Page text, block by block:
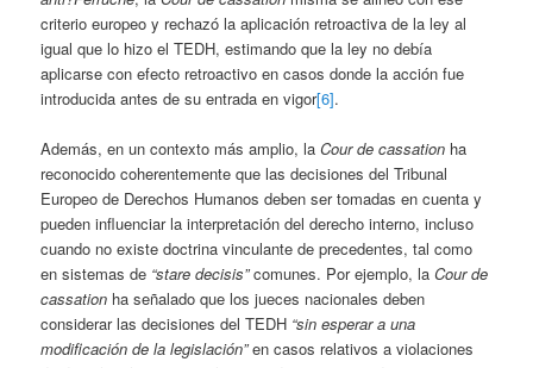
criterio europeo y rechazó la aplicación retroactiva de la ley al
igual que lo hizo el TEDH, estimando que la ley no debía
aplicarse con efecto retroactivo en casos donde la acción fue
introducida antes de su entrada en vigor[6].
Además, en un contexto más amplio, laCour de cassation ha
reconocido coherentemente que las decisiones del Tribunal
Europeo de Derechos Humanos deben ser tomadas en cuenta y
pueden influenciar la interpretación del derecho interno, incluso
cuando no existe doctrina vinculante de precedentes, tal como
en sistemas de “stare decisis”comunes. Por ejemplo, laCour de
cassation ha señalado que los jueces nacionales deben
considerar las decisiones del TEDH “sin esperar a una
modificación de la legislación”en casos relativos a violaciones